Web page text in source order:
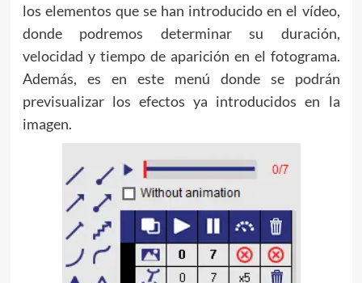
los elementos que se han introducido en el vídeo,
donde podremos determinar su duración,
velocidad y tiempo de aparición en el fotograma.
Además, es en este menú donde se podrán
previsualizar los efectos ya introducidos en la
imagen.